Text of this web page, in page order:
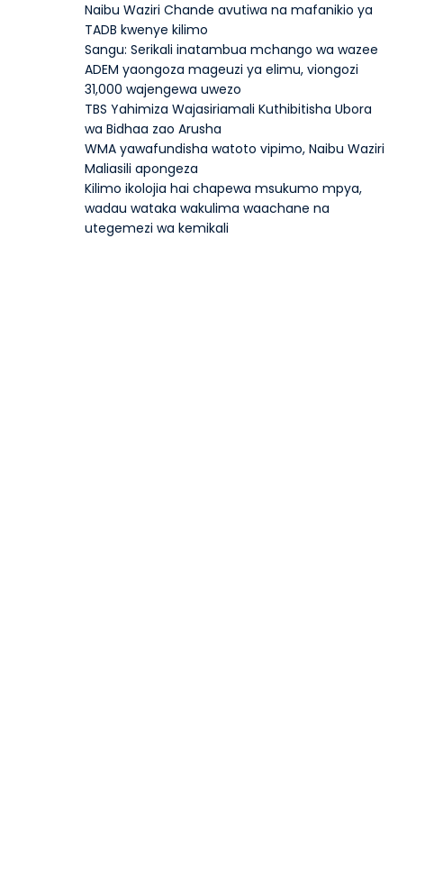
Naibu Waziri Chande avutiwa na mafanikio ya
TADB kwenye kilimo
Sangu: Serikali inatambua mchango wa wazee
ADEM yaongoza mageuzi ya elimu, viongozi
31,000 wajengewa uwezo
TBS Yahimiza Wajasiriamali Kuthibitisha Ubora
wa Bidhaa zao Arusha
WMA yawafundisha watoto vipimo, Naibu Waziri
Maliasili apongeza
Kilimo ikolojia hai chapewa msukumo mpya,
wadau wataka wakulima waachane na
utegemezi wa kemikali